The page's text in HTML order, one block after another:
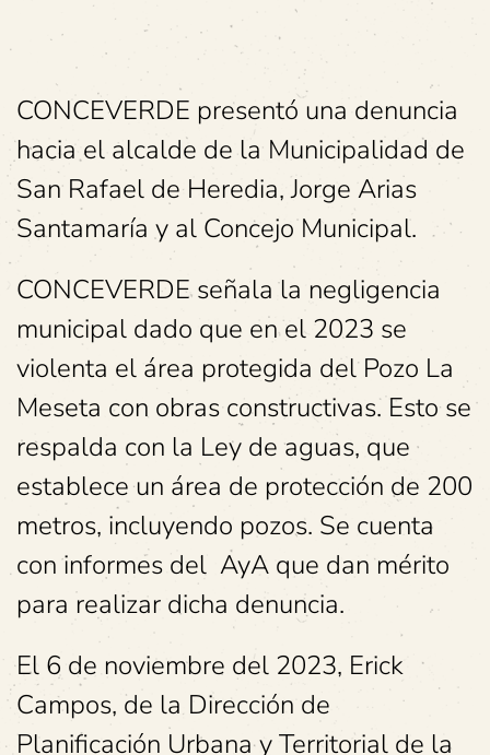
CONCEVERDE presentó una denuncia
hacia el alcalde de la Municipalidad de
San Rafael de Heredia, Jorge Arias
Santamaría y al Concejo Municipal.
CONCEVERDE señala la negligencia
municipal dado que en el 2023 se
violenta el área protegida del Pozo La
Meseta con obras constructivas. Esto se
respalda con la Ley de aguas, que
establece un área de protección de 200
metros, incluyendo pozos. Se cuenta
con informes del AyA que dan mérito
para realizar dicha denuncia.
El 6 de noviembre del 2023, Erick
Campos, de la Dirección de
Planificación Urbana y Territorial de la